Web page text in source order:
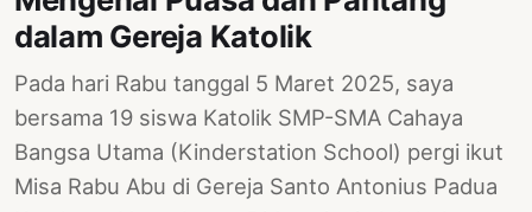
dalam Gereja Katolik
Pada hari Rabu tanggal 5 Maret 2025, saya
bersama 19 siswa Katolik SMP-SMA Cahaya
Bangsa Utama (Kinderstation School) pergi ikut
Misa Rabu Abu di Gereja Santo Antonius Padua